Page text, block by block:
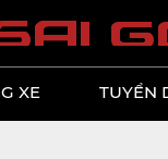
ai g
XE TUYỂN